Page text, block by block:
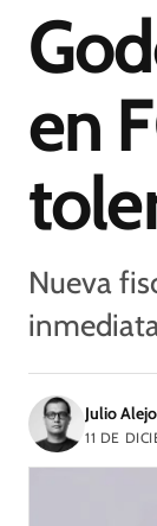
en
Nueva
Julio Alejo
11 DE